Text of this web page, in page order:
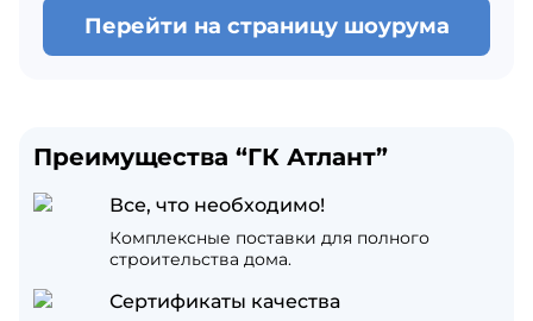
Перейти на страницу шоурума
Преимущества “ГК Атлант”
Все, что необходимо!
Комплексные поставки для полного
строительства дома.
Сертификаты качества